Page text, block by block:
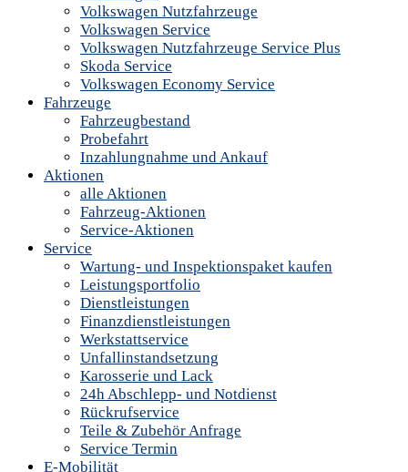
Volkswagen Nutzfahrzeuge
Volkswagen Service
Volkswagen Nutzfahrzeuge Service Plus
Skoda Service
Volkswagen Economy Service
Fahrzeuge
Fahrzeugbestand
Probefahrt
Inzahlungnahme und Ankauf
Aktionen
alle Aktionen
Fahrzeug-Aktionen
Service-Aktionen
Service
Wartung- und Inspektionspaket kaufen
Leistungsportfolio
Dienstleistungen
Finanzdienstleistungen
Werkstattservice
Unfallinstandsetzung
Karosserie und Lack
24h Abschlepp- und Notdienst
Rückrufservice
Teile & Zubehör Anfrage
Service Termin
E-Mobilität